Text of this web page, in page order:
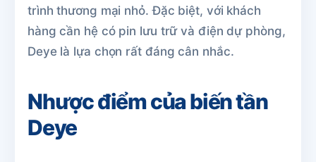
trình thương mại nhỏ. Đặc biệt, với khách
hàng cần hệ có pin lưu trữ và điện dự phòng,
Deye là lựa chọn rất đáng cân nhắc.
Nhược điểm của biến tần
Deye